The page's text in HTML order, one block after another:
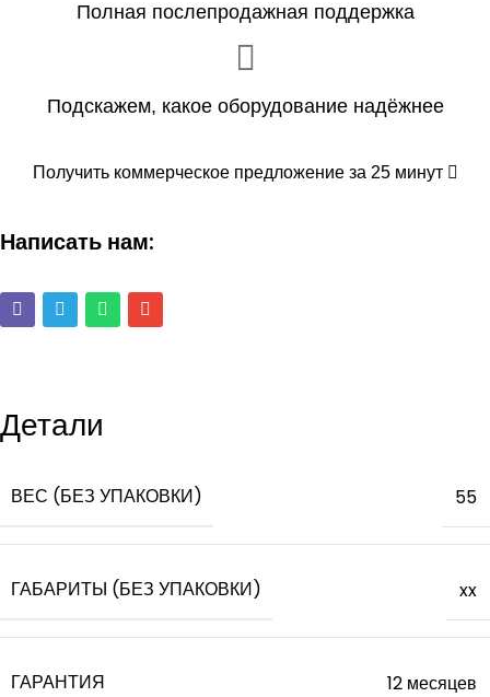
Полная послепродажная поддержка
Подскажем, какое оборудование надёжнее
Получить коммерческое предложение за 25 минут
Написать нам:
Детали
ВЕС (БЕЗ УПАКОВКИ) 55
ГАБАРИТЫ (БЕЗ УПАКОВКИ) xx
ГАРАНТИЯ 12 месяцев